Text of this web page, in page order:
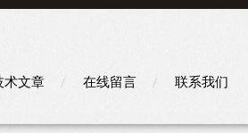
术文章 在线留言 联系我们